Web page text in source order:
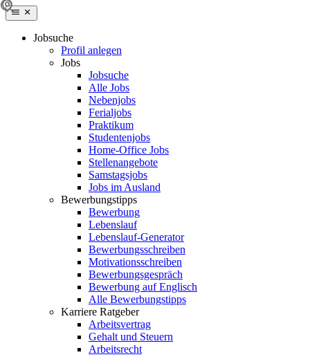
Jobsuche
Profil anlegen
Jobs
Jobsuche
Alle Jobs
Nebenjobs
Ferialjobs
Praktikum
Studentenjobs
Home-Office Jobs
Stellenangebote
Samstagsjobs
Jobs im Ausland
Bewerbungstipps
Bewerbung
Lebenslauf
Lebenslauf-Generator
Bewerbungsschreiben
Motivationsschreiben
Bewerbungsgespräch
Bewerbung auf Englisch
Alle Bewerbungstipps
Karriere Ratgeber
Arbeitsvertrag
Gehalt und Steuern
Arbeitsrecht